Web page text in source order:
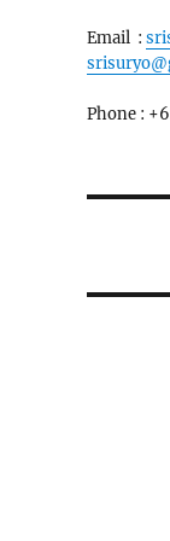
Email :
Phone :